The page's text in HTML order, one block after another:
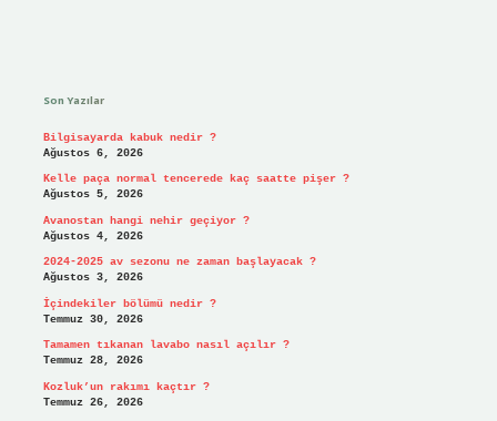
Son Yazılar
Bilgisayarda kabuk nedir ?
Ağustos 6, 2026
Kelle paça normal tencerede kaç saatte pişer ?
Ağustos 5, 2026
Avanostan hangi nehir geçiyor ?
Ağustos 4, 2026
2024-2025 av sezonu ne zaman başlayacak ?
Ağustos 3, 2026
İçindekiler bölümü nedir ?
Temmuz 30, 2026
Tamamen tıkanan lavabo nasıl açılır ?
Temmuz 28, 2026
Kozluk’un rakımı kaçtır ?
Temmuz 26, 2026